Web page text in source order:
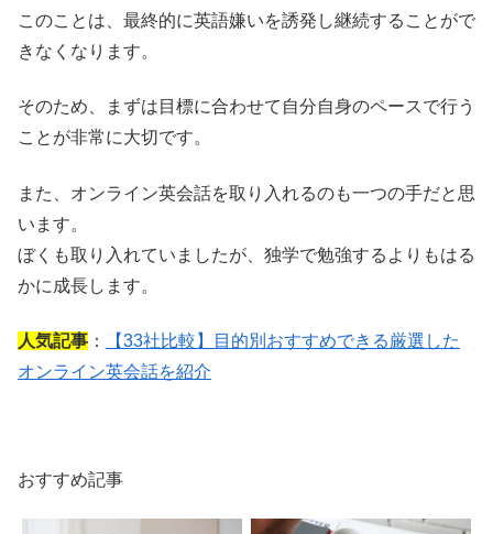
このことは、最終的に英語嫌いを誘発し継続することがで
きなくなります。
そのため、まずは目標に合わせて自分自身のペースで行う
ことが非常に大切です。
また、オンライン英会話を取り入れるのも一つの手だと思
います。
ぼくも取り入れていましたが、独学で勉強するよりもはる
かに成長します。
人気記事 ：
【33社比較】目的別おすすめできる厳選した
オンライン英会話を紹介
おすすめ記事